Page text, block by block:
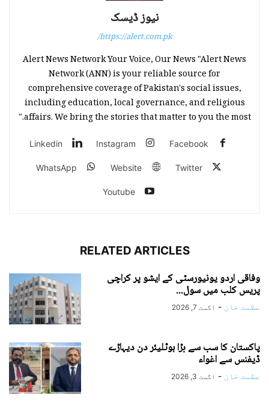
نیوز ڈیسک
https://alert.com.pk/
Alert News Network Your Voice, Our News "Alert News
Network (ANN) is your reliable source for
comprehensive coverage of Pakistan's social issues,
including education, local governance, and religious
affairs. We bring the stories that matter to you the most."
Facebook
Instagram
Linkedin
Twitter
Website
WhatsApp
Youtube
RELATED ARTICLES
وفاقی اردو یونیورسٹی کے ایشو پر کراچی
پریس کلب میں سول...
عظمت خان - اگست 7, 2026
پاکستان کا سب سے بڑا ہوٹلیئر دن دیہاڑے
ڈیفنس سے اغواء
عظمت خان - اگست 3, 2026